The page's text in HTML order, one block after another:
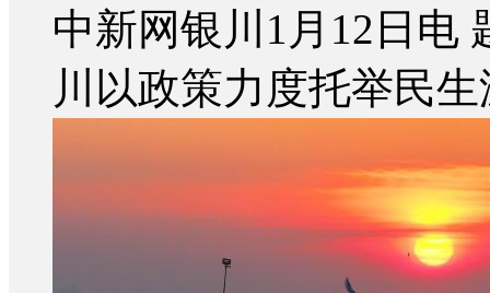
中新网银川1月12日电
川以政策力度托举民